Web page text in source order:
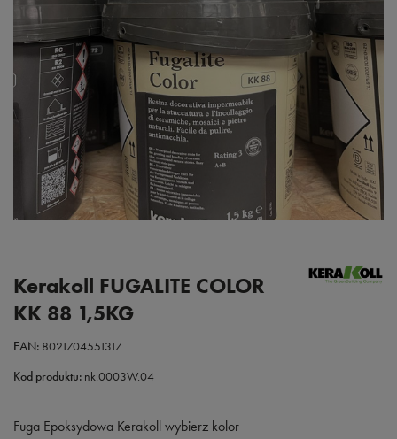
Kerakoll FUGALITE COLOR
KK 88 1,5KG
EAN: 8021704551317
Kod produktu: nk.0003W.04
Fuga Epoksydowa Kerakoll wybierz kolor